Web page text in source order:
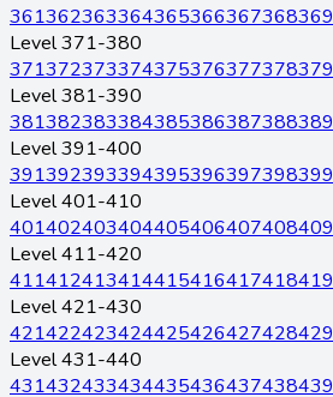
361362363364365366367368369
Level 371-380
371372373374375376377378379
Level 381-390
381382383384385386387388389
Level 391-400
391392393394395396397398399
Level 401-410
401402403404405406407408409
Level 411-420
411412413414415416417418419
Level 421-430
421422423424425426427428429
Level 431-440
431432433434435436437438439